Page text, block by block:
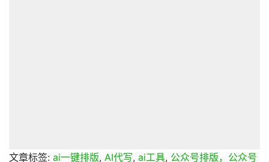
文章标签: ai一键排版, AI代写, ai工具, 公众号排版，公众号